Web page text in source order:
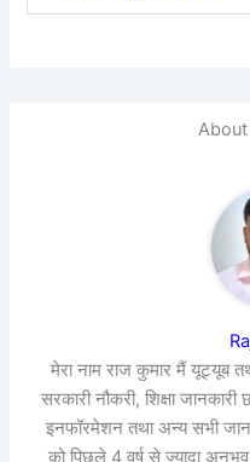
मेरा नाम राज कुमार मैं यूट्यूब
सरकारी नौकरी, शिक्षा जानकारी
इनफॉरमेशन तथा अन्य सभी
को पिछले 4 वर्ष से ज्यादा